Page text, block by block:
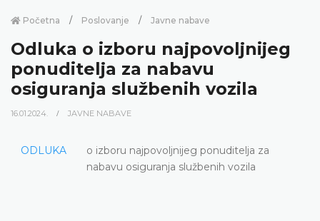
Početna Poslovanje Javne nabave
Odluka o izboru najpovoljnijeg
ponuditelja za nabavu
osiguranja službenih vozila
16.01.2024. JAVNE NABAVE
ODLUKA
o izboru najpovoljnijeg ponuditelja za
nabavu osiguranja službenih vozila